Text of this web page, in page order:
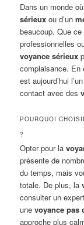
Dans un monde
sérieux ou d’un
beaucoup. Que
professionnelles
voyance sérieux
complaisance.
est aujourd’hui
contact avec des
POURQUOI
?
Opter pour la
présente de
du temps, mais
totale. De plus, la
consulter un
unevoyance pas
approche plus